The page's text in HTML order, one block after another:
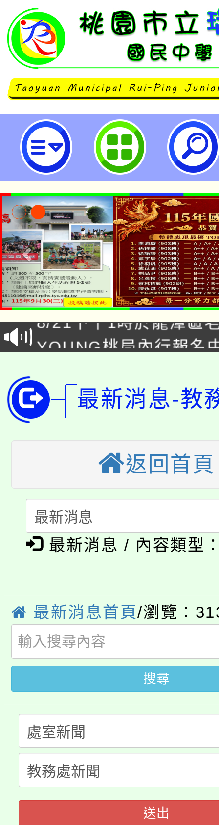
(瑞坪國中)115學年度教科書版本-
民中學
「本色祭」8/29、30在
場熱烈登場!
8/21下午1時於龍潭區
徵才活動。
YOUNG桃局內行報名
開!
115年桃園市運動會8/
田徑場及游泳池舉行。
桃園市低收入戶享有免
視費優惠，中低收入戶
半價優惠，詳情可洽有
者。
大園自造教育及科技中
份教師增能研習
大溪自造教育及科技
份教師研習
淨零綠生活教案入校路
會
115年食農教育專業人
程
「本色祭」8/29、30在
局官網。
8月14至27日，桃園電
開!
115年桃園市運動會8/
田徑場及游泳池舉行。
桃園市低收入戶享有免
視費優惠，中低收入戶
半價優惠，詳情可洽有
者。
大園自造教育及科技
份教師增能研習
大溪自造教育及科技中
份教師研習
淨零綠生活教案入校路
會
115年食農教育專業人
程
最新消息-教
返回首頁
最新消息 / 內容類型
最新消息首頁/瀏覽：
搜尋
送出